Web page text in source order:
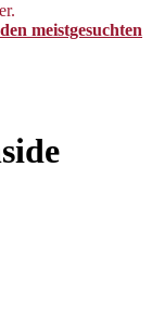
meistgesuchten